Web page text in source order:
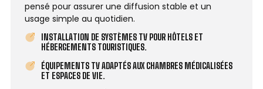
pensé pour assurer une diffusion stable et un
usage simple au quotidien.
INSTALLATION DE SYSTÈMES TV POUR HÔTELS ET
HÉBERGEMENTS TOURISTIQUES.
ÉQUIPEMENTS TV ADAPTÉS AUX CHAMBRES MÉDICALISÉES
ET ESPACES DE VIE.